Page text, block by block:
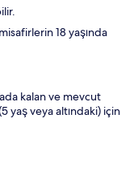
18 yaşında
kalan ve mevcut
yaş veya altındaki) için